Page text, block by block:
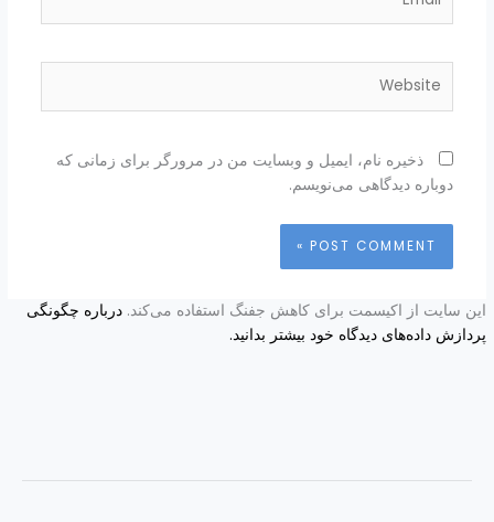
ذخیره نام، ایمیل و وبسایت من در مرورگر برای زمانی که
دوباره دیدگاهی می‌نویسم.
این سایت از اکیسمت برای کاهش جفنگ استفاده می‌کند.درباره چگونگی
پردازش داده‌های دیدگاه خود بیشتر بدانید.